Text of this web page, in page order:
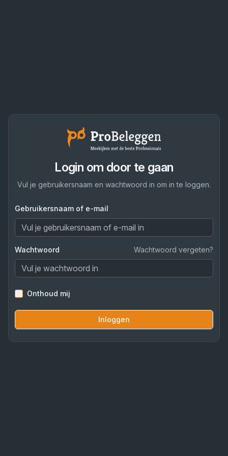
Login om door te gaan
Vul je gebruikersnaam en wachtwoord in om in te loggen.
Gebruikersnaam of e-mail
Wachtwoord Wachtwoord vergeten?
Onthoud mij
Inloggen